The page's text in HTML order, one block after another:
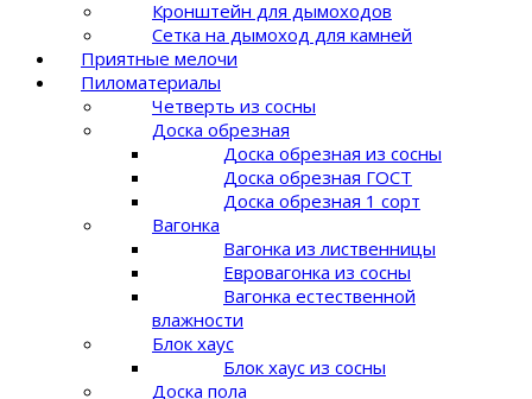
Кронштейн для дымоходов
Сетка на дымоход для камней
Приятные мелочи
Пиломатериалы
Четверть из сосны
Доска обрезная
Доска обрезная из сосны
Доска обрезная ГОСТ
Доска обрезная 1 сорт
Вагонка
Вагонка из лиственницы
Евровагонка из сосны
Вагонка естественной
влажности
Блок хаус
Блок хаус из сосны
Доска пола